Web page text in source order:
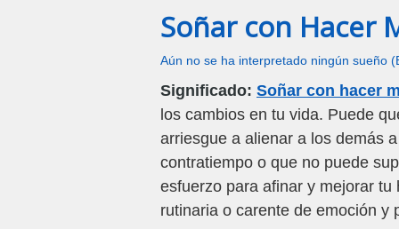
Soñar con Hacer
Aún no se ha interpretado ningún sueño
Significado: Soñar con hacer
los cambios en tu vida. Puede
arriesgue a alienar a los demás
contratiempo o que no puede
esfuerzo para afinar y mejorar
rutinaria o carente de emoción y